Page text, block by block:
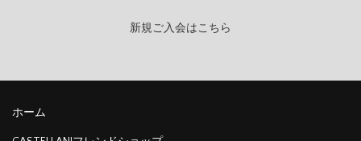
新規ご入会はこちら
ホーム